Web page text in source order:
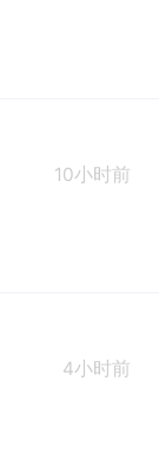
10小时前
4小时前